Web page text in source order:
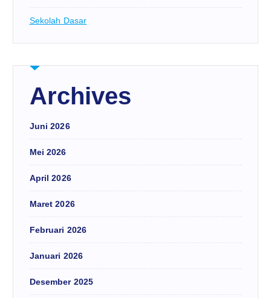
Sekolah Dasar
Archives
Juni 2026
Mei 2026
April 2026
Maret 2026
Februari 2026
Januari 2026
Desember 2025